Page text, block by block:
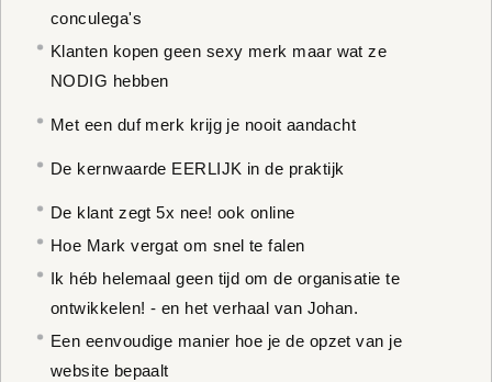
conculega's
Klanten kopen geen sexy merk maar wat ze
NODIG hebben
Met een duf merk krijg je nooit aandacht
De kernwaarde EERLIJK in de praktijk
De klant zegt 5x nee! ook online
Hoe Mark vergat om snel te falen
Ik héb helemaal geen tijd om de organisatie te
ontwikkelen! - en het verhaal van Johan.
Een eenvoudige manier hoe je de opzet van je
website bepaalt